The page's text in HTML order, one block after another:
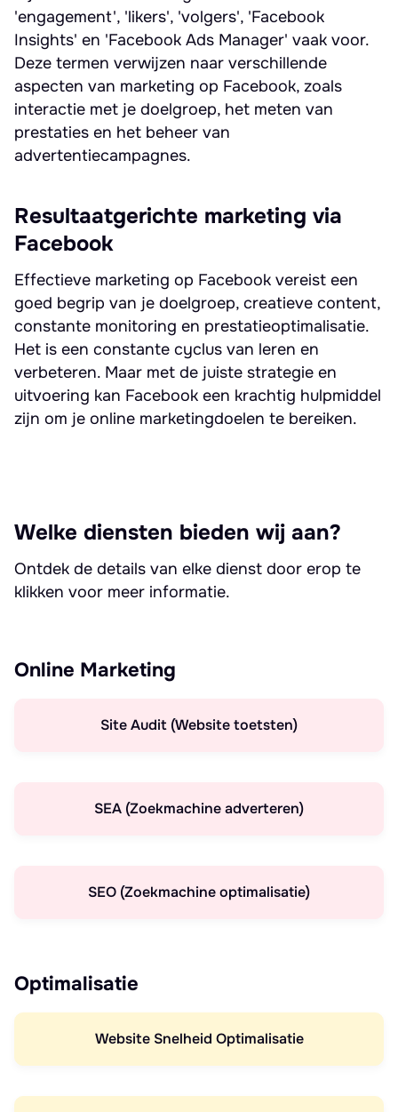
'engagement', 'likers', 'volgers', 'Facebook
Insights' en 'Facebook Ads Manager' vaak voor.
Deze termen verwijzen naar verschillende
aspecten van marketing op Facebook, zoals
interactie met je doelgroep, het meten van
prestaties en het beheer van
advertentiecampagnes.
Resultaatgerichte marketing via
Facebook
Effectieve marketing op Facebook vereist een
goed begrip van je doelgroep, creatieve content,
constante monitoring en prestatieoptimalisatie.
Het is een constante cyclus van leren en
verbeteren. Maar met de juiste strategie en
uitvoering kan Facebook een krachtig hulpmiddel
zijn om je online marketingdoelen te bereiken.
Welke diensten bieden wij aan?
Ontdek de details van elke dienst door erop te
klikken voor meer informatie.
Online Marketing
Site Audit (Website toetsten)
SEA (Zoekmachine adverteren)
SEO (Zoekmachine optimalisatie)
Optimalisatie
Website Snelheid Optimalisatie